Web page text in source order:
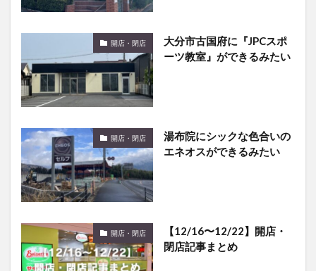
開店・閉店
大分市古国府に『JPCスポ
ーツ教室』ができるみたい
開店・閉店
湯布院にシックな色合いの
エネオスができるみたい
開店・閉店
【12/16〜12/22】開店・
閉店記事まとめ